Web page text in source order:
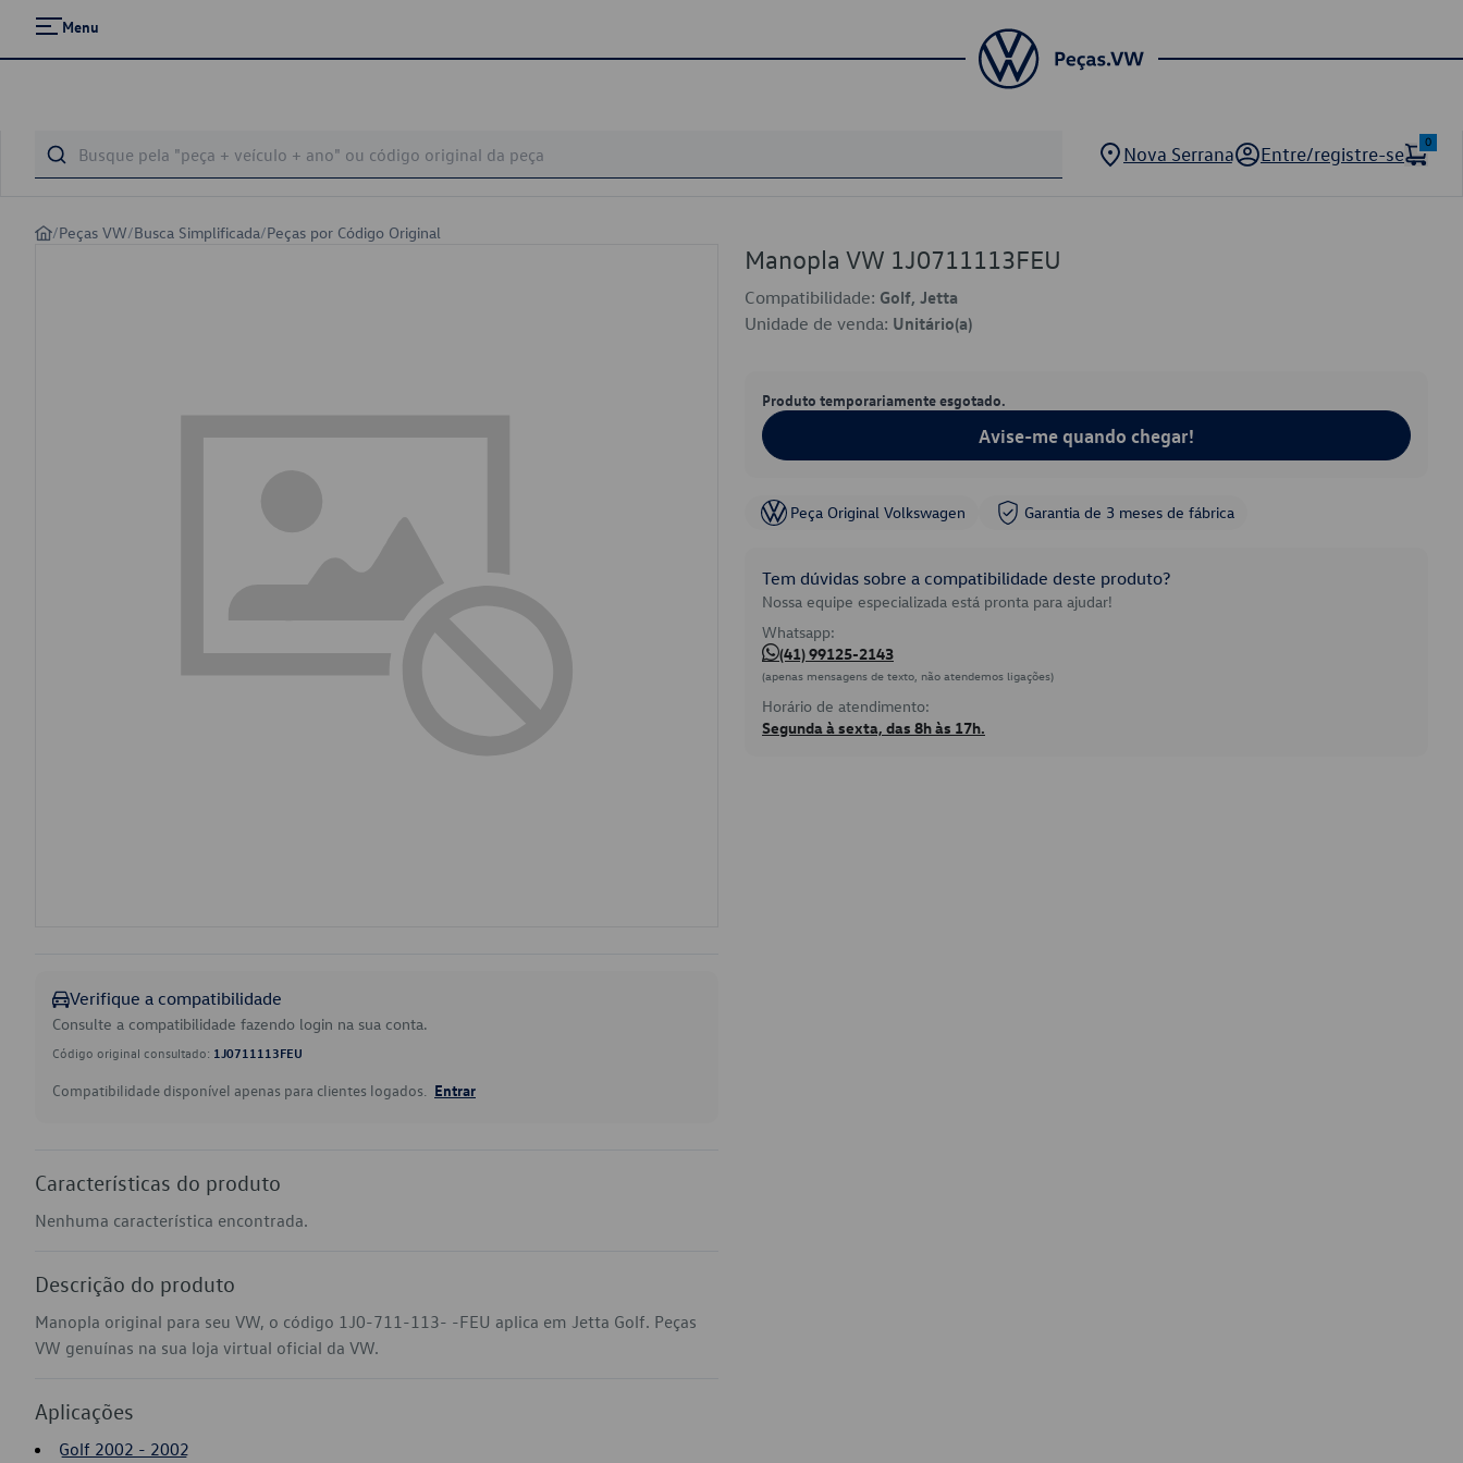
Menu
Nova Serrana Entre/registre-se
0
/Peças VW/Busca Simplificada/Peças por Código Original
Verifique a compatibilidade
Consulte a compatibilidade fazendo login na sua conta.
Código original consultado: 1J0711113FEU
Compatibilidade disponível apenas para clientes logados. Entrar
Características do produto
Nenhuma característica encontrada.
Descrição do produto
Manopla original para seu VW, o código 1J0-711-113- -FEU aplica em Jetta Golf. Peças
VW genuínas na sua loja virtual oficial da VW.
Aplicações
Golf 2002 - 2002
Manopla VW 1J0711113FEU
Compatibilidade: Golf, Jetta
Unidade de venda: Unitário(a)
Produto temporariamente esgotado.
Avise-me quando chegar!
Peça Original Volkswagen Garantia de 3 meses de fábrica
Tem dúvidas sobre a compatibilidade deste produto?
Nossa equipe especializada está pronta para ajudar!
Whatsapp:
(41) 99125-2143
(apenas mensagens de texto, não atendemos ligações)
Horário de atendimento:
Segunda à sexta, das 8h às 17h.